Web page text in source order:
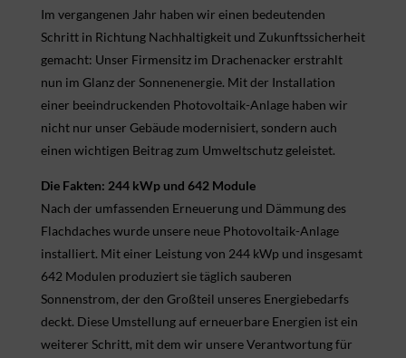
Im vergangenen Jahr haben wir einen bedeutenden
Schritt in Richtung Nachhaltigkeit und Zukunftssicherheit
gemacht: Unser Firmensitz im Drachenacker erstrahlt
nun im Glanz der Sonnenenergie. Mit der Installation
einer beeindruckenden Photovoltaik-Anlage haben wir
nicht nur unser Gebäude modernisiert, sondern auch
einen wichtigen Beitrag zum Umweltschutz geleistet.
Die Fakten: 244 kWp und 642 Module
Nach der umfassenden Erneuerung und Dämmung des
Flachdaches wurde unsere neue Photovoltaik-Anlage
installiert. Mit einer Leistung von 244 kWp und insgesamt
642 Modulen produziert sie täglich sauberen
Sonnenstrom, der den Großteil unseres Energiebedarfs
deckt. Diese Umstellung auf erneuerbare Energien ist ein
weiterer Schritt, mit dem wir unsere Verantwortung für